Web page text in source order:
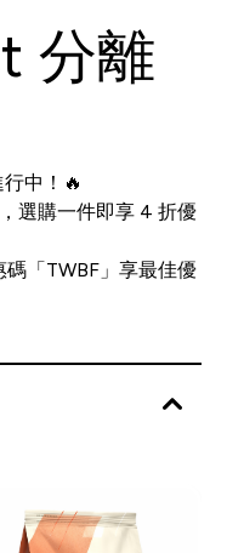
分離
中！🔥
選購一件即享 4 折優
「TWBF」享最佳優